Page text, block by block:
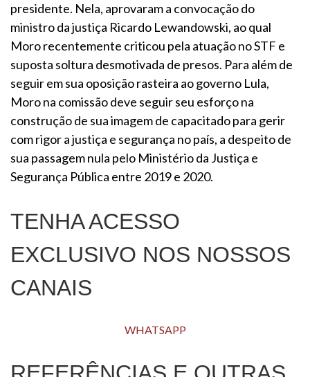
presidente. Nela, aprovaram a convocação do
ministro da justiça Ricardo Lewandowski, ao qual
Moro recentemente criticou pela atuação no STF e
suposta soltura desmotivada de presos. Para além de
seguir em sua oposição rasteira ao governo Lula,
Moro na comissão deve seguir seu esforço na
construção de sua imagem de capacitado para gerir
com rigor a justiça e segurança no país, a despeito de
sua passagem nula pelo Ministério da Justiça e
Segurança Pública entre 2019 e 2020.
TENHA ACESSO
EXCLUSIVO NOS NOSSOS
CANAIS
WHATSAPP